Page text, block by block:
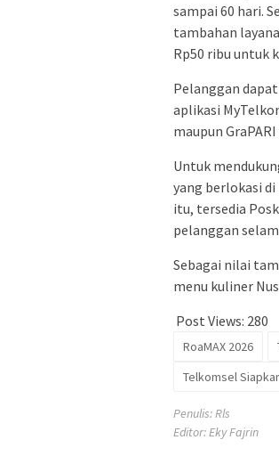
sampai 60 hari.
tambahan
Rp50 ribu untuk
Pelanggan
aplikasi
maupun
Untuk
yang berlokasi
itu, tersedia
pelanggan
Sebagai nilai
menu kuliner
Post Views: 280
RoaMAX 2026
Telkomsel
Penulis: Rls
Editor: Eky Fajrin